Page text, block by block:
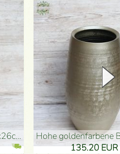
hohe goldenfarbene
135.20 EUR